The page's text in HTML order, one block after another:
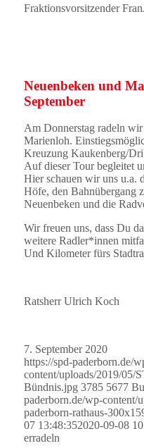
Fraktionsvorsitzender
Neuenbeken und
September
Am Donnerstag radeln
Marienloh.
Kreuzung Kaukenberg/
Auf dieser Tour begleitet
Hier schauen wir uns u.a.
Höfe, den Bahnübergang
Neuenbeken und die
Wir freuen uns, dass Du
weitere Radler*innen
Und Kilometer fürs
Ratsherr Ulrich Koch
7. September 2020
https://spd-paderborn.de/
content/uploads/2019/
Bündnis.jpg 3785 5677
paderborn.de/wp-content/
paderborn-rathaus-
07 13:48:352020-09-08
erradeln